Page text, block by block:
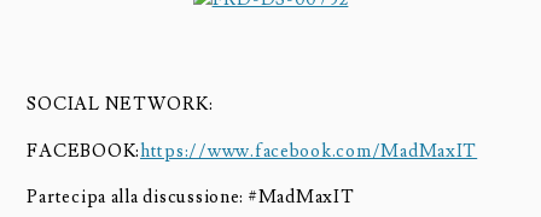
SOCIAL NETWORK:
FACEBOOK:https://www.facebook.com/MadMaxIT
Partecipa alla discussione: #MadMaxIT